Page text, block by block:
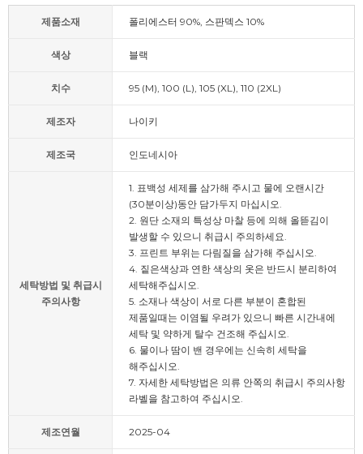
제품소재 폴리에스터 90%, 스판덱스 10%
색상 블랙
치수 95 (M), 100 (L), 105 (XL), 110 (2XL)
제조자 나이키
제조국 인도네시아
세탁방법 및 취급시
주의사항
1. 표백성 세제를 삼가해 주시고 물에 오랜시간
(30분이상)동안 담가두지 마십시오.
2. 원단 소재의 특성상 마찰 등에 의해 올뜯김이
발생할 수 있으니 취급시 주의하세요.
3. 프린트 부위는 다림질을 삼가해 주십시오.
4. 짙은색상과 연한 색상의 옷은 반드시 분리하여
세탁해주십시오.
5. 소재나 색상이 서로 다른 부분이 혼합된
제품일때는 이염될 우려가 있으니 빠른 시간내에
세탁 및 약하게 탈수 건조해 주십시오.
6. 물이나 땀이 밴 경우에는 신속히 세탁을
해주십시오.
7. 자세한 세탁방법은 의류 안쪽의 취급시 주의사항
라벨을 참고하여 주십시오.
제조연월 2025-04